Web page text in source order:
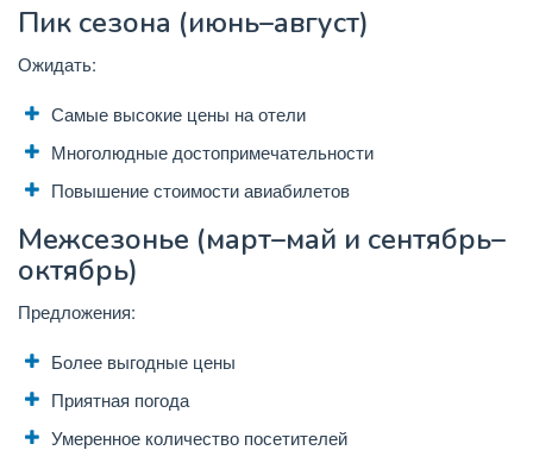
Пик сезона (июнь–август)
Ожидать:
Самые высокие цены на отели
Многолюдные достопримечательности
Повышение стоимости авиабилетов
Межсезонье (март–май и сентябрь–
октябрь)
Предложения:
Более выгодные цены
Приятная погода
Умеренное количество посетителей